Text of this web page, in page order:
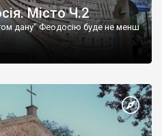
Місто Ч.2
дану" Феодосію буде не менш